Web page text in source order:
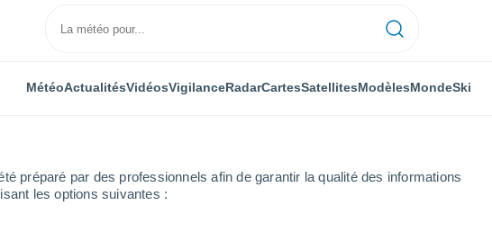
préparé par des professionnels afin de garantir la qualité des informations
les options suivantes :
MétéoActualitésVidéosVigilanceRadarCartesSatellitesModèlesMondeSki